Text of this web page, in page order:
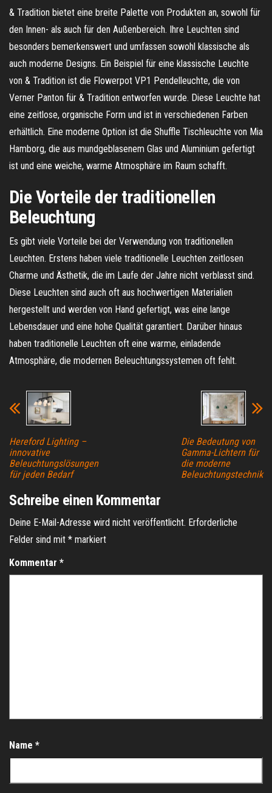
& Tradition bietet eine breite Palette von Produkten an, sowohl für
den Innen- als auch für den Außenbereich. Ihre Leuchten sind
besonders bemerkenswert und umfassen sowohl klassische als
auch moderne Designs. Ein Beispiel für eine klassische Leuchte
von & Tradition ist die Flowerpot VP1 Pendelleuchte, die von
Verner Panton für & Tradition entworfen wurde. Diese Leuchte hat
eine zeitlose, organische Form und ist in verschiedenen Farben
erhältlich. Eine moderne Option ist die Shuffle Tischleuchte von Mia
Hamborg, die aus mundgeblasenem Glas und Aluminium gefertigt
ist und eine weiche, warme Atmosphäre im Raum schafft.
Die Vorteile der traditionellen
Beleuchtung
Es gibt viele Vorteile bei der Verwendung von traditionellen
Leuchten. Erstens haben viele traditionelle Leuchten zeitlosen
Charme und Ästhetik, die im Laufe der Jahre nicht verblasst sind.
Diese Leuchten sind auch oft aus hochwertigen Materialien
hergestellt und werden von Hand gefertigt, was eine lange
Lebensdauer und eine hohe Qualität garantiert. Darüber hinaus
haben traditionelle Leuchten oft eine warme, einladende
Atmosphäre, die modernen Beleuchtungssystemen oft fehlt.
Hereford Lighting –
innovative
Beleuchtungslösungen
für jeden Bedarf
Die Bedeutung von
Gamma-Lichtern für
die moderne
Beleuchtungstechnik
Schreibe einen Kommentar
Deine E-Mail-Adresse wird nicht veröffentlicht. Erforderliche
Felder sind mit * markiert
Kommentar *
Name *